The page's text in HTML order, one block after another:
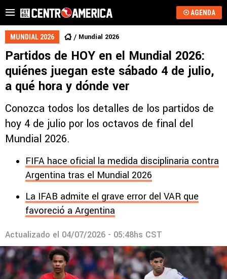
AGENDA
MUNDIAL 2026 Mundial 2026
Partidos de HOY en el Mundial 2026:
quiénes juegan este sábado 4 de julio,
a qué hora y dónde ver
Conozca todos los detalles de los partidos de
hoy 4 de julio por los octavos de final del
Mundial 2026.
FIFA hace oficial la medida disciplinaria contra
Argentina tras el Mundial 2026
La IFAB admite el grave error del VAR que
favoreció a Argentina
Actualizado el 04/07/2026 - 05:48hs CST